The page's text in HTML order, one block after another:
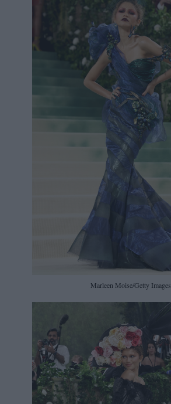
Marleen Moise/Getty Images